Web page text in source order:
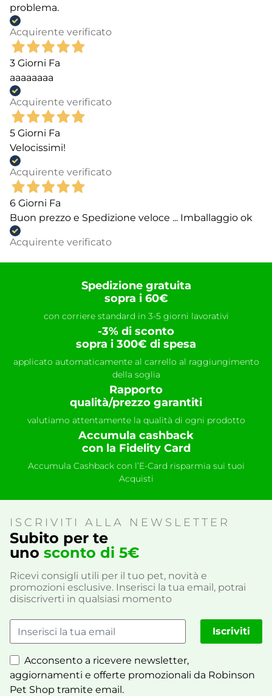
problema.
Acquirente verificato
3 Giorni Fa
aaaaaaaa
Acquirente verificato
5 Giorni Fa
Velocissimi!
Acquirente verificato
6 Giorni Fa
Buon prezzo e Spedizione veloce ... Imballaggio ok
Acquirente verificato
Spedizione gratuita
sopra i 60€
con corriere standard in 3-5 giorni lavorativi
-3% di sconto
sopra i 300€ di spesa
applicato automaticamente al carrello al raggiungimento
della soglia
Rapporto
qualità/prezzo garantiti
valutiamo attentamente la qualità di ogni prodotto
Accumula cashback
con la Fidelity Card
Accumula Cashback con l’E-Card risparmia sui tuoi
Acquisti
ISCRIVITI ALLA NEWSLETTER
Subito per te
uno sconto di 5€
Ricevi consigli utili per il tuo pet, novità e
promozioni esclusive. Inserisci la tua email, potrai
disiscriverti in qualsiasi momento
Acconsento a ricevere newsletter,
aggiornamenti e offerte promozionali da Robinson
Pet Shop tramite email.
Iscriviti